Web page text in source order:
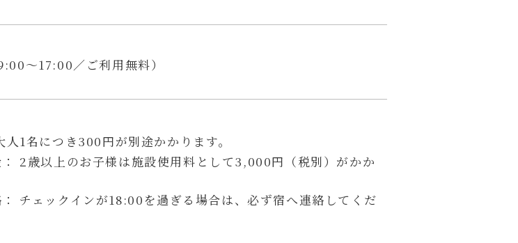
〜17:00／ご利用無料）
人1名につき300円が別途かかります。
2歳以上のお子様は施設使用料として3,000円（税別）がかか
チェックインが18:00を過ぎる場合は、必ず宿へ連絡してくだ